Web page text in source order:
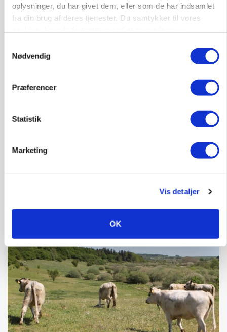
oplysninger, du har givet dem, eller som de har indsamlet
fra din brug af deres tjenester. Du samtykker til vores
Nødvendig
Præferencer
Statistik
Marketing
Vis detaljer
OK
Loading...